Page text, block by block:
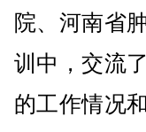
院、河南省
训中，交流
的工作情况